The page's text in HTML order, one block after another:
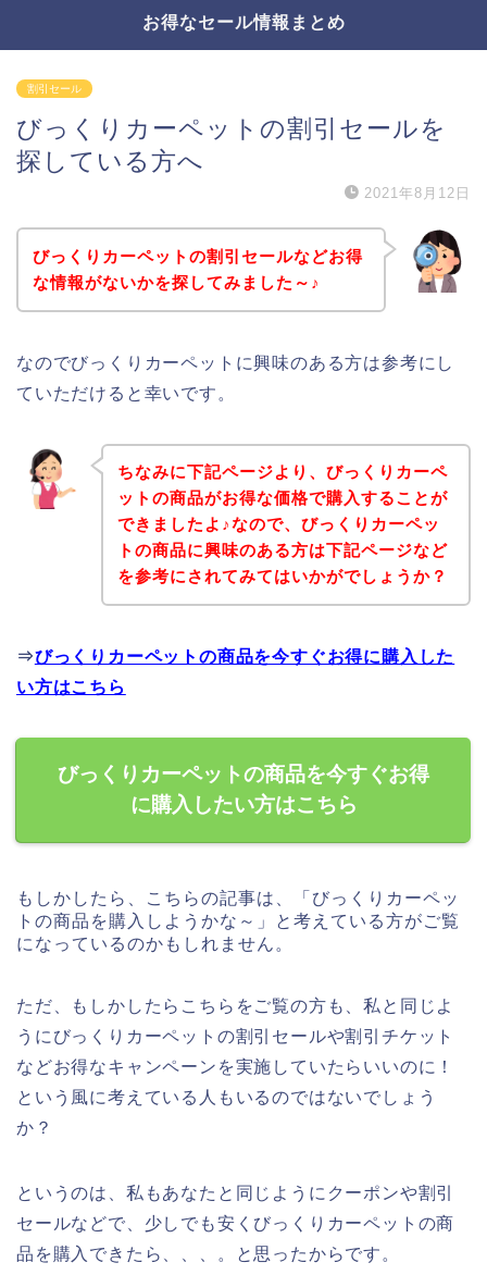
お得なセール情報まとめ
割引セール
びっくりカーペットの割引セールを
探している方へ
2021年8月12日
びっくりカーペットの割引セールなどお得
な情報がないかを探してみました～♪
なのでびっくりカーペットに興味のある方は参考にし
ていただけると幸いです。
ちなみに下記ページより、びっくりカーペ
ットの商品がお得な価格で購入することが
できましたよ♪なので、びっくりカーペッ
トの商品に興味のある方は下記ページなど
を参考にされてみてはいかがでしょうか？
⇒びっくりカーペットの商品を今すぐお得に購入した
い方はこちら
びっくりカーペットの商品を今すぐお得
に購入したい方はこちら
もしかしたら、こちらの記事は、「びっくりカーペッ
トの商品を購入しようかな～」と考えている方がご覧
になっているのかもしれません。
ただ、もしかしたらこちらをご覧の方も、私と同じよ
うにびっくりカーペットの割引セールや割引チケット
などお得なキャンペーンを実施していたらいいのに！
という風に考えている人もいるのではないでしょう
か？
というのは、私もあなたと同じようにクーポンや割引
セールなどで、少しでも安くびっくりカーペットの商
品を購入できたら、、、。と思ったからです。